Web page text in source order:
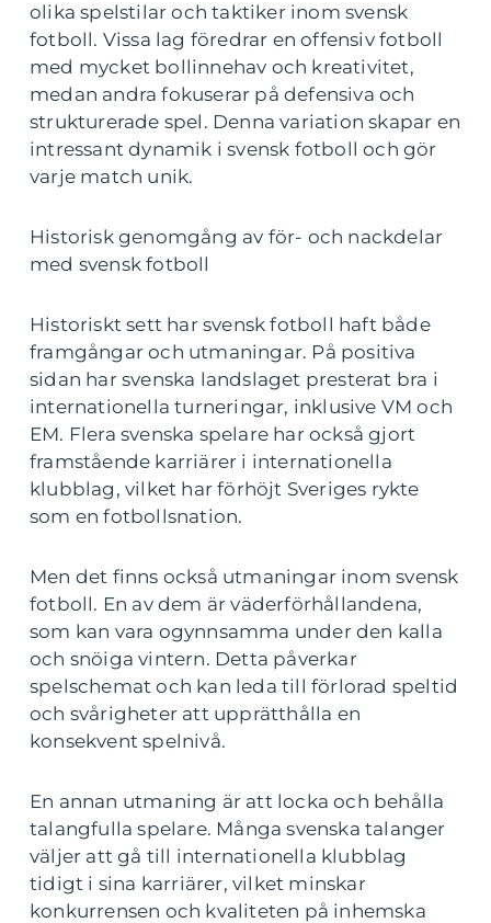
olika spelstilar och taktiker inom svensk
fotboll. Vissa lag föredrar en offensiv fotboll
med mycket bollinnehav och kreativitet,
medan andra fokuserar på defensiva och
strukturerade spel. Denna variation skapar en
intressant dynamik i svensk fotboll och gör
varje match unik.
Historisk genomgång av för- och nackdelar
med svensk fotboll
Historiskt sett har svensk fotboll haft både
framgångar och utmaningar. På positiva
sidan har svenska landslaget presterat bra i
internationella turneringar, inklusive VM och
EM. Flera svenska spelare har också gjort
framstående karriärer i internationella
klubblag, vilket har förhöjt Sveriges rykte
som en fotbollsnation.
Men det finns också utmaningar inom svensk
fotboll. En av dem är väderförhållandena,
som kan vara ogynnsamma under den kalla
och snöiga vintern. Detta påverkar
spelschemat och kan leda till förlorad speltid
och svårigheter att upprätthålla en
konsekvent spelnivå.
En annan utmaning är att locka och behålla
talangfulla spelare. Många svenska talanger
väljer att gå till internationella klubblag
tidigt i sina karriärer, vilket minskar
konkurrensen och kvaliteten på inhemska